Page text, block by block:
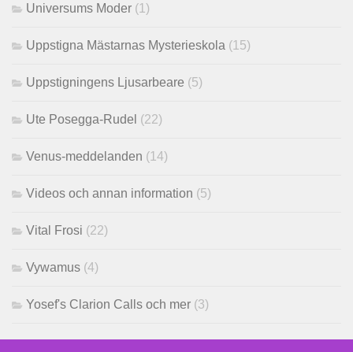
Universums Moder (1)
Uppstigna Mästarnas Mysterieskola (15)
Uppstigningens Ljusarbeare (5)
Ute Posegga-Rudel (22)
Venus-meddelanden (14)
Videos och annan information (5)
Vital Frosi (22)
Vywamus (4)
Yosef's Clarion Calls och mer (3)